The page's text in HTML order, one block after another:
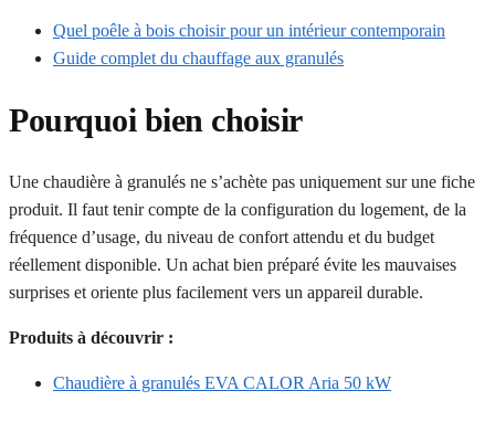
Quel poêle à bois choisir pour un intérieur contemporain
Guide complet du chauffage aux granulés
Pourquoi bien choisir
Une chaudière à granulés ne s’achète pas uniquement sur une fiche
produit. Il faut tenir compte de la configuration du logement, de la
fréquence d’usage, du niveau de confort attendu et du budget
réellement disponible. Un achat bien préparé évite les mauvaises
surprises et oriente plus facilement vers un appareil durable.
Produits à découvrir :
Chaudière à granulés EVA CALOR Aria 50 kW